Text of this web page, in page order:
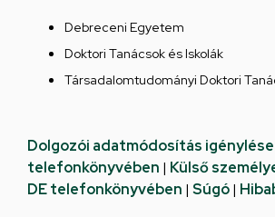
Debreceni Egyetem
Doktori Tanácsok és Iskolák
Társadalomtudományi Doktori
Dolgozói adatmódosítás igénylése
telefonkönyvében | Külső
DE telefonkönyvében | Súgó|